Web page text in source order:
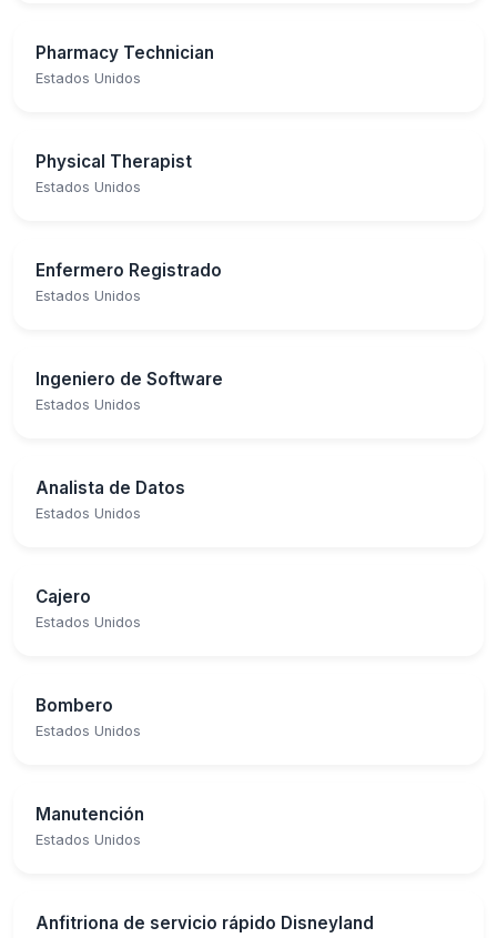
Pharmacy Technician
Estados Unidos
Physical Therapist
Estados Unidos
Enfermero Registrado
Estados Unidos
Ingeniero de Software
Estados Unidos
Analista de Datos
Estados Unidos
Cajero
Estados Unidos
Bombero
Estados Unidos
Manutención
Estados Unidos
Anfitriona de servicio rápido Disneyland